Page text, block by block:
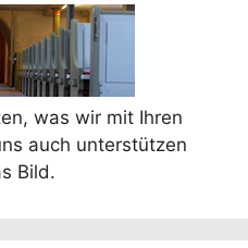
was wir mit Ihren
auch unterstützen
Bild.